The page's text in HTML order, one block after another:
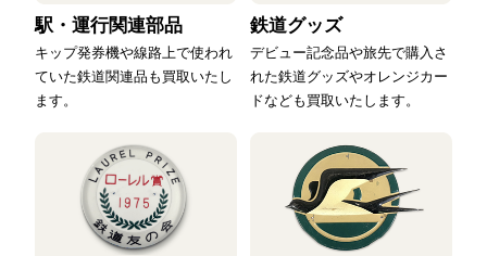
駅・運行関連部品
キップ発券機や線路上で使われ
ていた鉄道関連品も買取いたし
ます。
鉄道グッズ
デビュー記念品や旅先で購入さ
れた鉄道グッズやオレンジカー
ドなども買取いたします。